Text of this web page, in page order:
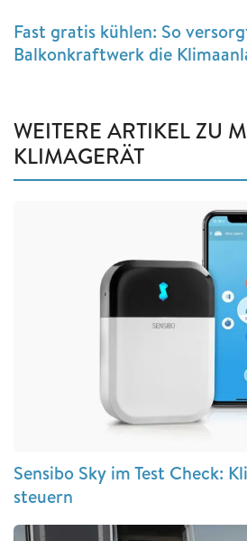
Fast gratis kühlen: So
Balkonkraftwerk die
WEITERE ARTIKEL ZU
KLIMAGERÄT
Sensibo Sky im Test Check:
steuern